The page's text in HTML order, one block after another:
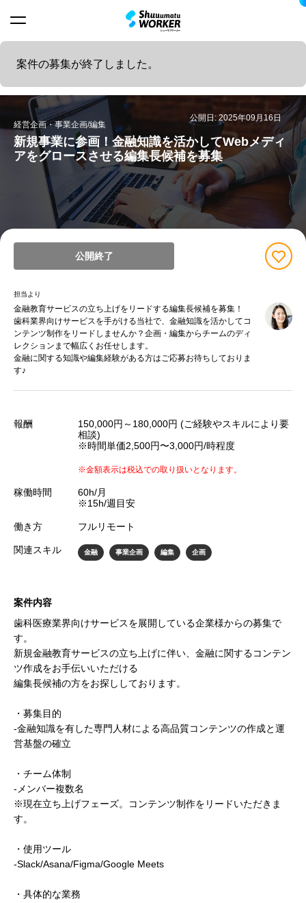
案件の募集が終了しました。
経営企画・事業企画/編集
新規事業に参画！金融知識を活かしてWebメディ
アをグロースさせる編集長候補を募集
公開日: 2025年09月16日
公開終了
担当より
金融教育サービスの立ち上げをリードする編集長候補を募集！
歯科業界向けサービスを手がける当社で、金融知識を活かしてコ
ンテンツ制作をリードしませんか？企画・編集からチームのディ
レクションまで幅広くお任せします。
金融に関する知識や編集経験がある方はご応募お待ちしておりま
す♪
報酬
150,000円～180,000円 (ご経験やスキルにより要
相談)
※時間単価2,500円〜3,000円/時程度
※金額表示は税込での取り扱いとなります。
稼働時間
60h/月
※15h/週目安
働き方 フルリモート
関連スキル 金融 事業企画 編集 企画
案件内容
歯科医療業界向けサービスを展開している企業様からの募集で
す。
新規金融教育サービスの立ち上げに伴い、金融に関するコンテン
ツ作成をお手伝いいただける
編集長候補の方をお探ししております。
・募集目的
-金融知識を有した専門人材による高品質コンテンツの作成と運
営基盤の確立
・チーム体制
-メンバー複数名
※現在立ち上げフェーズ。コンテンツ制作をリードいただきま
す。
・使用ツール
-Slack/Asana/Figma/Google Meets
・具体的な業務